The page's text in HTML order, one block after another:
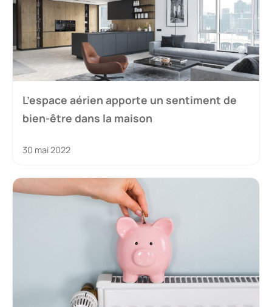
L’espace aérien apporte un sentiment de
bien-être dans la maison
30 mai 2022